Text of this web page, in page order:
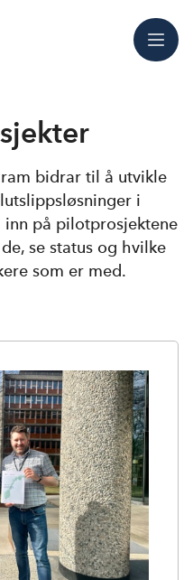
Meny
bidrar til å utvikle
i
inn på pilotprosjektene
se status og hvilke
som er med.